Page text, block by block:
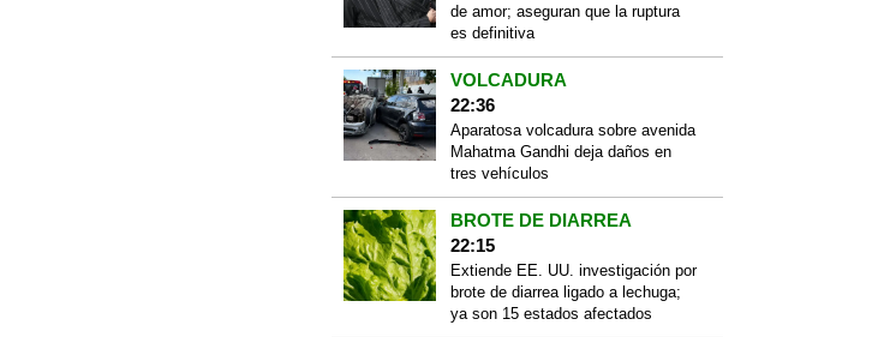
de amor; aseguran que la ruptura
es definitiva
VOLCADURA
22:36
Aparatosa volcadura sobre avenida
Mahatma Gandhi deja daños en
tres vehículos
BROTE DE DIARREA
22:15
Extiende EE. UU. investigación por
brote de diarrea ligado a lechuga;
ya son 15 estados afectados